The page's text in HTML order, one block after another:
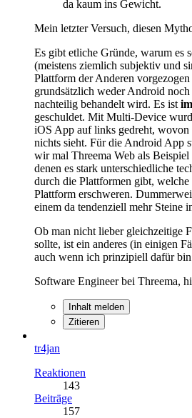
da kaum ins Gewicht.
Mein letzter Versuch, diesen
Es gibt etliche Gründe, warum es
(meistens ziemlich subjektiv und
Plattform der Anderen
grundsätzlich weder Android
nachteilig behandelt wird. Es ist
geschuldet. Mit Multi-Device
iOS App auf links gedreht, wovon
nichts sieht. Für die Android App
wir mal Threema Web als
denen es stark unterschiedliche
durch die Plattformen gibt,
Plattform erschweren.
einem da tendenziell mehr Steine
Ob man nicht lieber gleichzeitige
sollte, ist ein anderes (in einigen
auch wenn ich prinzipiell dafür
Software Engineer bei Threema,
Inhalt melden
Zitieren
tr4jan
Reaktionen
143
Beiträge
157